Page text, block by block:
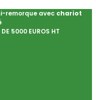
remorque avec chariot
5000 EUROS HT